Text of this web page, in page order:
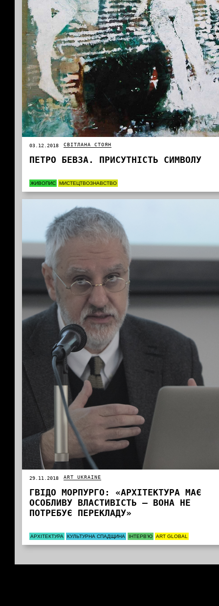
03.12.2018 СВІТЛАНА СТОЯН
ПЕТРО БЕВЗА. ПРИСУТНІСТЬ СИМВОЛУ
ЖИВОПИС МИСТЕЦТВОЗНАВСТВО
29.11.2018 ART UKRAINE
ГВІДО МОРПУРГО: «АРХІТЕКТУРА МАЄ
ОСОБЛИВУ ВЛАСТИВІСТЬ – ВОНА НЕ
ПОТРЕБУЄ ПЕРЕКЛАДУ»
АРХІТЕКТУРА КУЛЬТУРНА СПАДЩИНА ІНТЕРВ’Ю ART GLOBAL